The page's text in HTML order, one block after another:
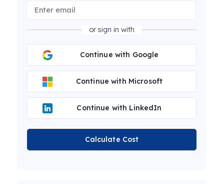
or sign in with
Continue with Google
Continue with Microsoft
Continue with LinkedIn
Calculate Cost